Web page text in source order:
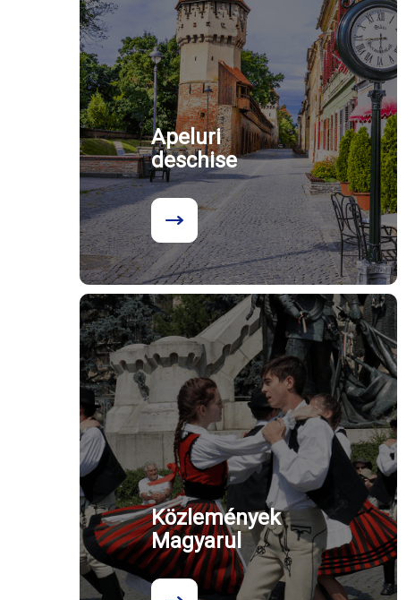
Apeluri
deschise
Közlemények
Magyarul